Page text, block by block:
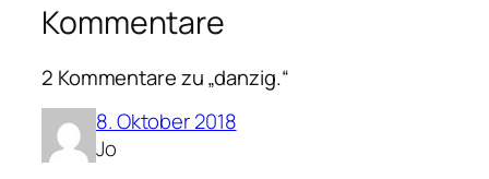
Kommentare
2 Kommentare zu „danzig.“
8. Oktober 2018
Jo